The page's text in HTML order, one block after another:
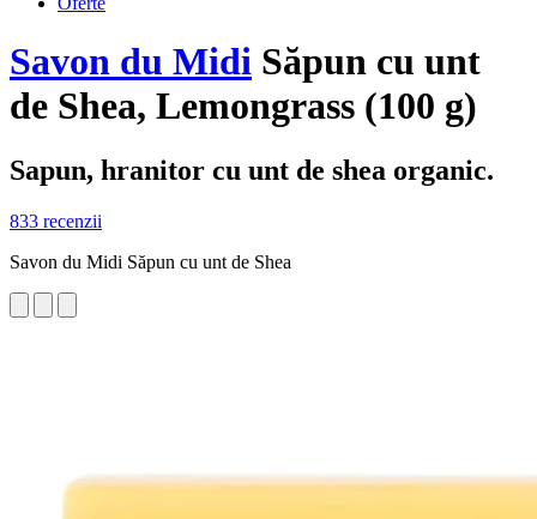
Savon du Midi Săpun cu unt
de Shea, Lemongrass (100 g)
Sapun, hranitor cu unt de shea organic.
833 recenzii
Savon du Midi Săpun cu unt de Shea